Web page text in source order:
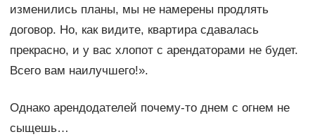
изменились планы, мы не намерены продлять
договор. Но, как видите, квартира сдавалась
прекрасно, и у вас хлопот с арендаторами не будет.
Всего вам наилучшего!».
Однако арендодателей почему-то днем с огнем не
сыщешь…